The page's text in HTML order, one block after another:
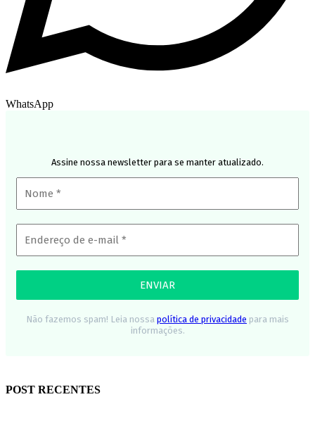
WhatsApp
Assine nossa newsletter para se manter atualizado.
Não fazemos spam! Leia nossa política de privacidade para mais
informações.
POST RECENTES